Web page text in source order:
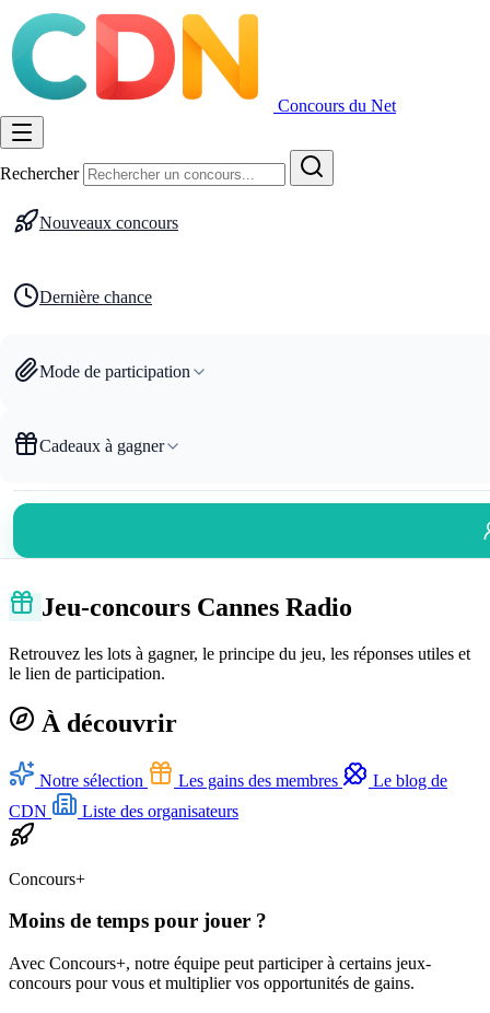
Concours du Net
Rechercher
Nouveaux concours
Dernière chance
Mode de participation
Cadeaux à gagner
Jeu-concours Cannes Radio
Retrouvez les lots à gagner, le principe du jeu, les réponses utiles et
le lien de participation.
À découvrir
Notre sélection Les gains des membres
Le blog de
CDN
Liste des organisateurs
Concours+
Moins de temps pour jouer ?
Avec Concours+, notre équipe peut participer à certains jeux-
concours pour vous et multiplier vos opportunités de gains.